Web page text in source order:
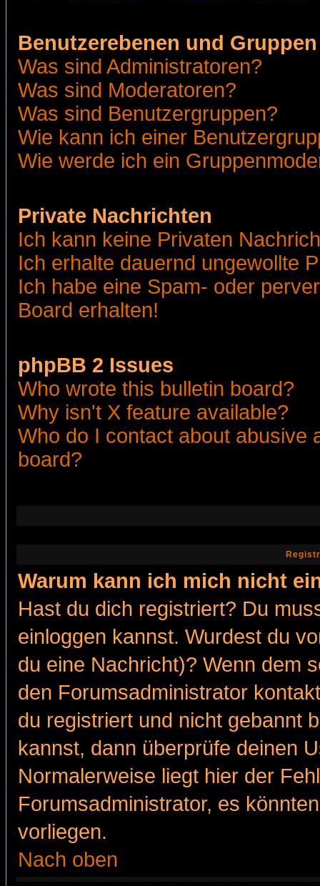
Benutzerebenen und Gruppen
Was sind Administratoren?
Was sind Moderatoren?
Was sind Benutzergruppen?
Wie kann ich einer
Wie werde ich ein
Private Nachrichten
Ich kann keine Privaten
Ich erhalte dauernd ungewollte
Ich habe eine Spam- oder
Board erhalten!
phpBB 2 Issues
Who wrote this bulletin board?
Why isn't X feature available?
Who do I contact about abusive
board?
Warum kann ich mich nicht
Hast du dich registriert? Du
einloggen kannst. Wurdest du
du eine Nachricht)? Wenn dem
den Forumsadministrator
du registriert und nicht gebannt
kannst, dann überprüfe deinen
Normalerweise liegt hier der
Forumsadministrator, es
vorliegen.
Nach oben